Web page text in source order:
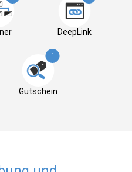
DeepLink
1
Gutschein